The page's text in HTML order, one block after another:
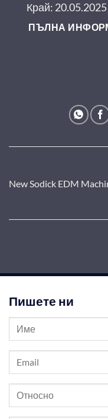
Край: 20.05.2025
ПЪЛНА
New Sodick EDM
Пишете ни